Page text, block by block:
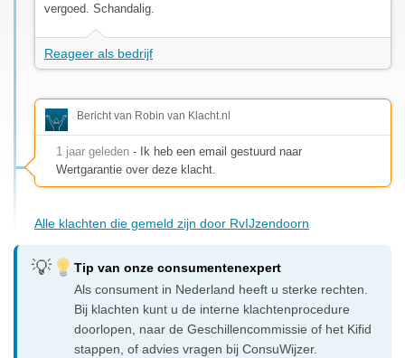
vergoed. Schandalig.
Reageer als bedrijf
Bericht van Robin van Klacht.nl
1 jaar geleden - Ik heb een email gestuurd naar
Wertgarantie over deze klacht.
Alle klachten die gemeld zijn door RvIJzendoorn
Tip van onze consumentenexpert
Als consument in Nederland heeft u sterke rechten.
Bij klachten kunt u de interne klachtenprocedure
doorlopen, naar de Geschillencommissie of het Kifid
stappen, of advies vragen bij ConsuWijzer.